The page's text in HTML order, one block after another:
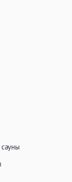
игры
едой